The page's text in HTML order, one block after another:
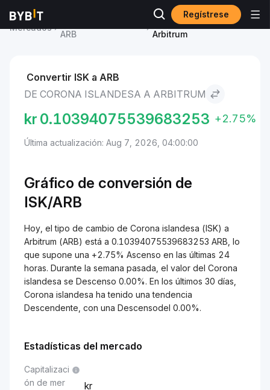
Regístrese
Mercados
ARB
Corona islandesa to
Arbitrum
Convertir ISK a ARB
DE CORONA ISLANDESA A ARBITRUM
kr 0.10394075539683253 +2.75%
Última actualización: Aug 7, 2026, 04:00:00
Gráfico de conversión de
ISK/ARB
Hoy, el tipo de cambio de Corona islandesa (ISK) a
Arbitrum (ARB) está a 0.10394075539683253 ARB, lo
que supone una +2.75% Ascenso en las últimas 24
horas. Durante la semana pasada, el valor del Corona
islandesa se Descenso 0.00%. En los últimos 30 días,
Corona islandesa ha tenido una tendencia
Descendente, con una Descensodel 0.00%.
Estadísticas del mercado
Capitalizaci
ón de mer